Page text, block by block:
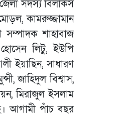
সদস্য বিলকিস
কামরুজ্জামান
সম্পাদক শাহাবাজ
লিটু, ইউপি
ইয়াছিন, সাধারণ
জাহিদুল বিশ্বাস,
মিরাজুল ইসলাম
আগামী পাঁচ বছর